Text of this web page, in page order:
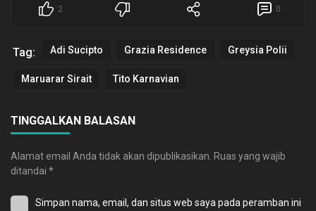
2 0
Tag: Adi Sucipto Grazia Residence Greysia Polii
Maruarar Sirait Tito Karnavian
TINGGALKAN BALASAN
Alamat email Anda tidak akan dipublikasikan. Ruas yang wajib
ditandai *
Simpan nama, email, dan situs web saya pada peramban ini